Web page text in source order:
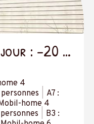
: -20 %
4
A7 :
home 4
B3 :